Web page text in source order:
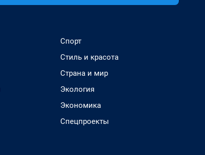
Спорт
Стиль и красота
Страна и мир
Экология
Экономика
Спецпроекты